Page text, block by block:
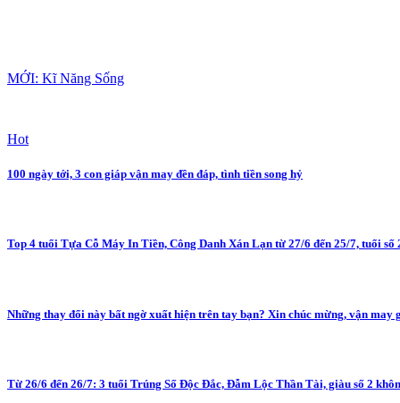
MỚI: Kĩ Năng Sống
Hot
100 ngày tới, 3 con giáp vận may đền đáp, tình tiền song hỷ
Top 4 tuổi Tựa Cỗ Máy In Tiền, Công Danh Xán Lạn từ 27/6 đến 25/7, tuổi số
Những thay đổi này bất ngờ xuất hiện trên tay bạn? Xin chúc mừng, vận may
Từ 26/6 đến 26/7: 3 tuổi Trúng Số Độc Đắc, Đẫm Lộc Thần Tài, giàu số 2